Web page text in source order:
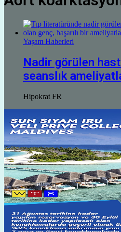
Yaşam Haberleri
Nadir görülen
seanslık
Hipokrat FR